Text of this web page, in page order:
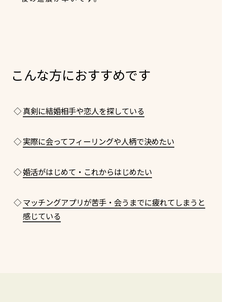
こんな方におすすめです
◇真剣に結婚相手や恋人を探している
◇実際に会ってフィーリングや人柄で決めたい
◇婚活がはじめて・これからはじめたい
◇マッチングアプリが苦手・会うまでに疲れてしまうと
感じている